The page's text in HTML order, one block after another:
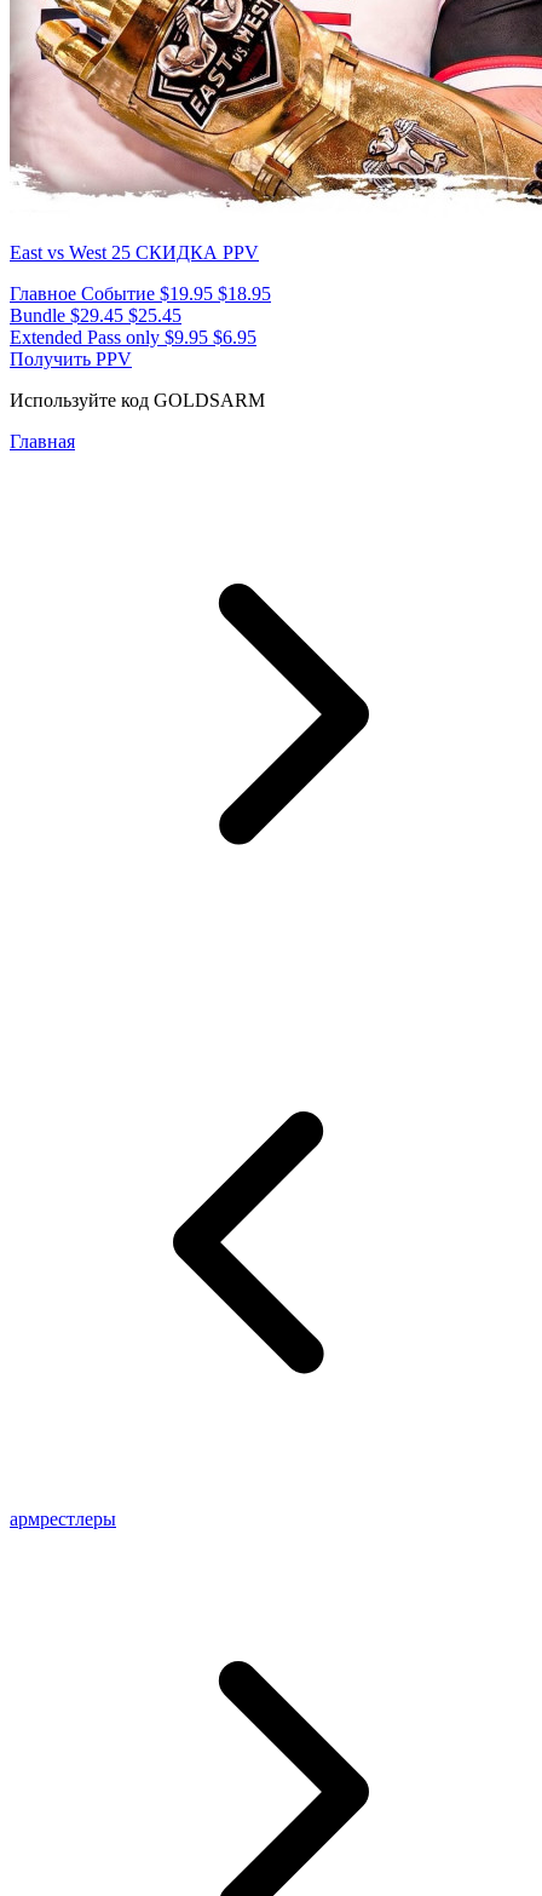
East vs West 25 СКИДКА PPV
Главное Событие $19.95 $18.95
Bundle $29.45 $25.45
Extended Pass only $9.95 $6.95
Получить PPV
Используйте код GOLDSARM
Главная
армрестлеры